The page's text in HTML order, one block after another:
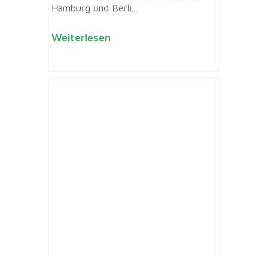
Hamburg und Berli...
Weiterlesen